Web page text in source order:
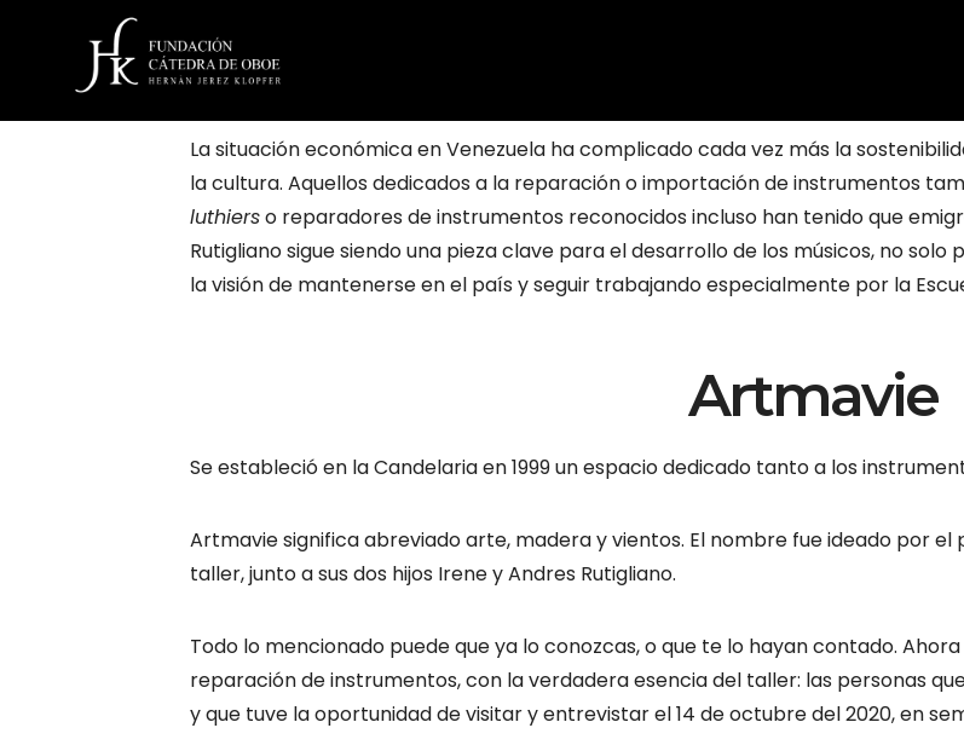
La situación económica en Venezuela ha complicado cada vez más la
la cultura. Aquellos dedicados a la reparación o importación de instrumentos
luthierso reparadores de instrumentos reconocidos incluso han tenido que
Rutigliano sigue siendo una pieza clave para el desarrollo de los músicos, no
la visión de mantenerse en el país y seguir trabajando especialmente por la
Artmavie
Se estableció en la Candelaria en 1999 un espacio dedicado tanto a los
Artmavie significa abreviado arte, madera y vientos. El nombre fue ideado por el
taller, junto a sus dos hijos Irene y Andres Rutigliano.
Todo lo mencionado puede que ya lo conozcas, o que te lo hayan contado.
reparación de instrumentos, con la verdadera esencia del taller: las personas
y que tuve la oportunidad de visitar y entrevistar el 14 de octubre del 2020, en